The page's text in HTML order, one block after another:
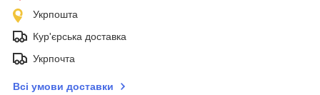
Укрпошта
Кур'єрська доставка
Укрпочта
Всі умови доставки